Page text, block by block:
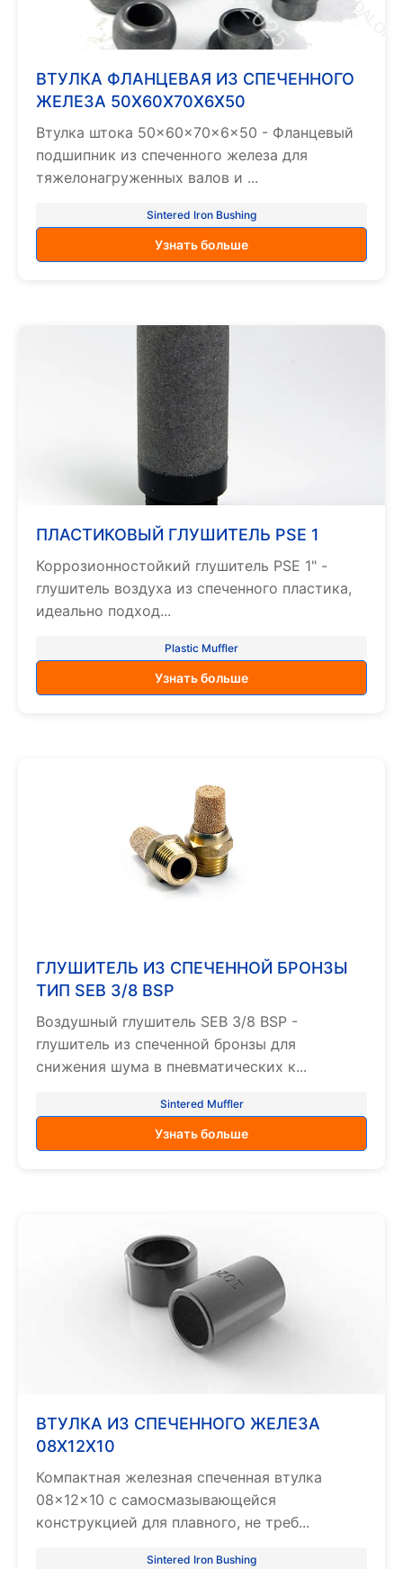
ВТУЛКА ФЛАНЦЕВАЯ ИЗ СПЕЧЕННОГО
ЖЕЛЕЗА 50X60X70X6X50
Втулка штока 50×60×70×6×50 - Фланцевый
подшипник из спеченного железа для
тяжелонагруженных валов и ...
Sintered Iron Bushing
Узнать больше
ПЛАСТИКОВЫЙ ГЛУШИТЕЛЬ PSE 1
Коррозионностойкий глушитель PSE 1" -
глушитель воздуха из спеченного пластика,
идеально подход...
Plastic Muffler
Узнать больше
ГЛУШИТЕЛЬ ИЗ СПЕЧЕННОЙ БРОНЗЫ
ТИП SEB 3/8 BSP
Воздушный глушитель SEB 3/8 BSP -
глушитель из спеченной бронзы для
снижения шума в пневматических к...
Sintered Muffler
Узнать больше
ВТУЛКА ИЗ СПЕЧЕННОГО ЖЕЛЕЗА
08X12X10
Компактная железная спеченная втулка
08×12×10 с самосмазывающейся
конструкцией для плавного, не треб...
Sintered Iron Bushing